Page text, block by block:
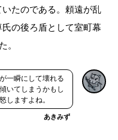
たのである。頼遠が乱
の後ろ盾として室町幕
。
一瞬にして壊れる
いてしまうかもし
しますよね。
あきみず